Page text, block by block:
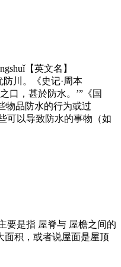
【英文名】
防川。《史记·周本
口，甚於防水。’”《国
物品防水的行为或过
可以导致防水的事物（如
要是指 屋脊与 屋檐之间的
面积，或者说屋面是屋顶